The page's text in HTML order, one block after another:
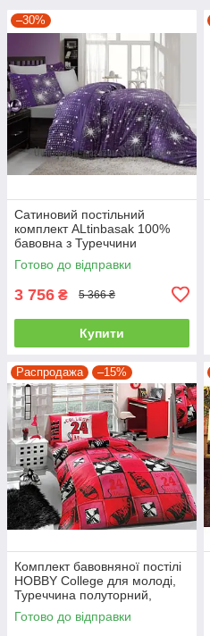
–30%
Сатиновий постільний
комплект ALtinbasak 100%
бавовна з Туреччини
двоспальний - євро
Готово до відправки
3 756 ₴ 5 366 ₴
Купити
Распродажа –15%
Комплект бавовняної постілі
HOBBY College для молоді,
Туреччина полуторний,
червоний
Готово до відправки